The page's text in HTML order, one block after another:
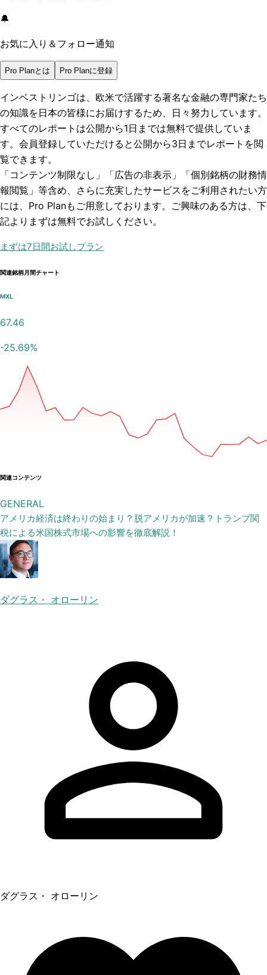
🔔
お気に入り＆フォロー通知
Pro Planとは Pro Planに登録
インベストリンゴは、欧米で活躍する著名な金融の専門家たち
の知識を日本の皆様にお届けするため、日々努力しています。
すべてのレポートは公開から1日までは無料で提供していま
す。会員登録していただけると公開から3日までレポートを閲
覧できます。
「コンテンツ制限なし」「広告の非表示」「個別銘柄の財務情
報閲覧」 等含め、さらに充実したサービスをご利用されたい方
には、Pro Planもご用意しております。ご興味のある方は、下
記よりまずは無料でお試しください。
まずは7日間お試しプラン
関連銘柄月間チャート
MXL
67.46
-25.69%
関連コンテンツ
GENERAL
アメリカ経済は終わりの始まり？脱アメリカが加速？トランプ関
税による米国株式市場への影響を徹底解説！
ダグラス・ オローリン
ダグラス・ オローリン